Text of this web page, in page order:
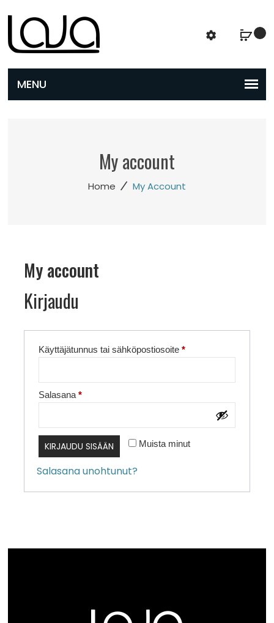
My account
Home / My Account
My account
Kirjaudu
Käyttäjätunnus tai sähköpostiosoite *Vaaditaan
Salasana *Vaaditaan
Muista minut
KIRJAUDU SISÄÄN
Salasana unohtunut?